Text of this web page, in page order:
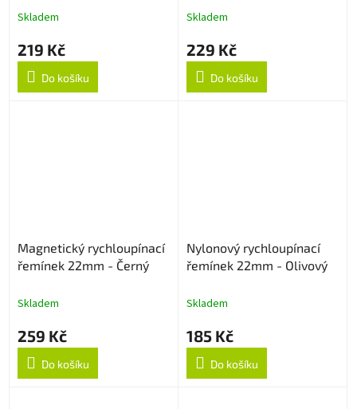
Skladem
219 Kč
Do košíku
Skladem
229 Kč
Do košíku
Magnetický rychloupínací
řemínek 22mm - Černý
Skladem
259 Kč
Do košíku
Nylonový rychloupínací
řemínek 22mm - Olivový
Skladem
185 Kč
Do košíku